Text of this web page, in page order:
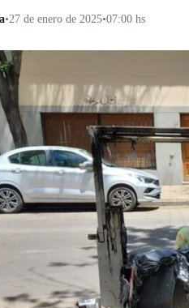
•27 de enero de 2025•07:00 hs